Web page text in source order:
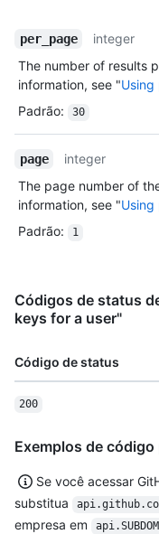
per_page
integer
The number of results
information, see "Using
Padrão: 30
page
integer
The page number of
information, see "Using
Padrão: 1
Códigos de status
keys for a user"
Código de status
200
Exemplos de
Se você acessar
substitua
empresa em